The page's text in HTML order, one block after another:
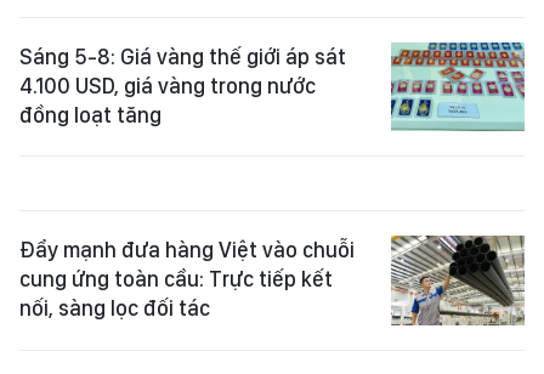
Sáng 5-8: Giá vàng thế giới áp sát
4.100 USD, giá vàng trong nước
đồng loạt tăng
Đẩy mạnh đưa hàng Việt vào chuỗi
cung ứng toàn cầu: Trực tiếp kết
nối, sàng lọc đối tác